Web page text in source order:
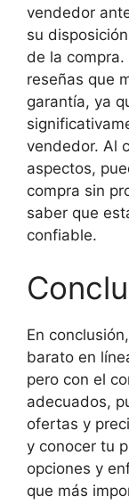
vendedor
su
de la
reseñas que
garantía, ya
vendedor. Al
aspectos,
compra sin
saber que
confiable.
En
barato en
pero con el
adecuados,
ofertas y
y conocer tu
opciones y
que más